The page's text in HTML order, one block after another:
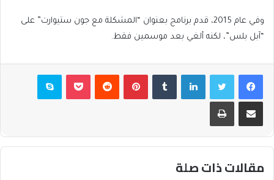
وفي عام 2015، قدم برنامج بعنوان “المشكلة مع جون ستيوارت” على
“آبل بلس”، لكنه ألغي بعد موسمين فقط.
فيسبوكتويتر لينكدإن بينتيريست بوكيت سكايب
مشاركة عبر البريد طباعة
مقالات ذات صلة